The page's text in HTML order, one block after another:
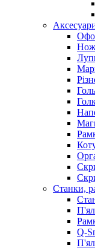
Станки,
Q-